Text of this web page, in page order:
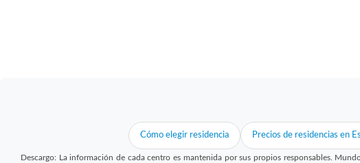
Cómo elegir residencia Precios de residencias en
Descargo: La información de cada centro es mantenida por sus propios responsables.